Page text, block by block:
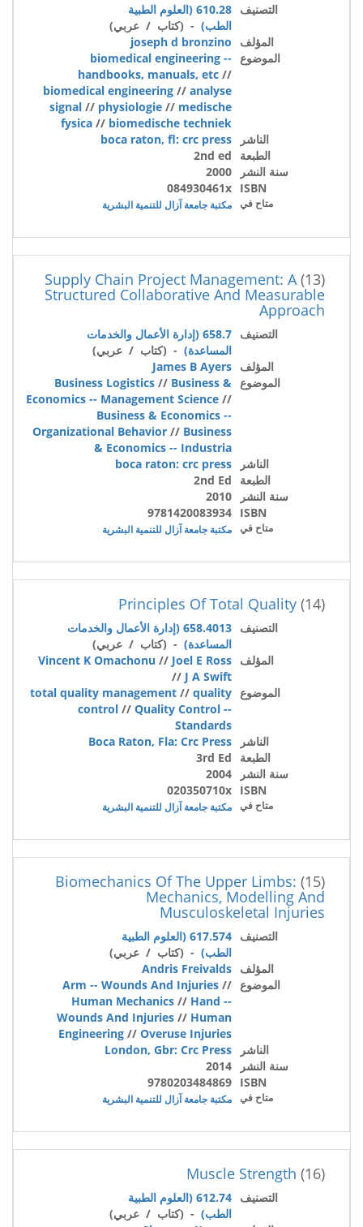
التصنيف
610.28 (العلوم الطبية
الطب) - (كتاب / عربي)
المؤلف
joseph d bronzino
الموضوع biomedical engineering --
handbooks, manuals, etc //
biomedical engineering // analyse
signal // physiologie // medische
fysica // biomedische techniek
الناشر
boca raton, fl: crc press
الطبعة
2nd ed
سنة النشر
2000
ISBN
084930461x
متاح في مكتبة جامعة آزال للتنمية البشرية
(13)
Supply Chain Project Management: A
Structured Collaborative And Measurable
Approach
التصنيف
658.7 (إدارة الأعمال والخدمات
المساعدة) - (كتاب / عربي)
المؤلف James B Ayers
الموضوع
Business Logistics // Business &
Economics -- Management Science //
Business & Economics --
Organizational Behavior // Business
& Economics -- Industria
الناشر
boca raton: crc press
الطبعة
2nd Ed
سنة النشر
2010
ISBN
9781420083934
متاح في مكتبة جامعة آزال للتنمية البشرية
(14)
Principles Of Total Quality
التصنيف
658.4013 (إدارة الأعمال والخدمات
المساعدة) - (كتاب / عربي)
المؤلف
Vincent K Omachonu // Joel E Ross
// J A Swift
الموضوع
total quality management // quality
control // Quality Control --
Standards
الناشر
Boca Raton, Fla: Crc Press
الطبعة
3rd Ed
سنة النشر
2004
ISBN
020350710x
متاح في مكتبة جامعة آزال للتنمية البشرية
(15)
Biomechanics Of The Upper Limbs:
Mechanics, Modelling And
Musculoskeletal Injuries
التصنيف
617.574 (العلوم الطبية
الطب) - (كتاب / عربي)
المؤلف Andris Freivalds
الموضوع
Arm -- Wounds And Injuries //
Human Mechanics // Hand --
Wounds And Injuries // Human
Engineering // Overuse Injuries
الناشر
London, Gbr: Crc Press
سنة النشر
2014
ISBN
9780203484869
متاح في مكتبة جامعة آزال للتنمية البشرية
(16)
Muscle Strength
التصنيف
612.74 (العلوم الطبية
الطب) - (كتاب / عربي)